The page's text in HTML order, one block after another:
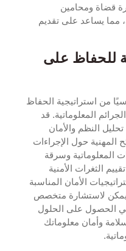
قضاة ومحامين
مما يساعد على تقديم
للحفاظ على
من استراتيجية الحفاظ
المعلوماتية. قد
النظم والأمان
المهنية حول الإجراءات
المعلوماتية وسرقة
الثغرات الأمنية
الأمان المناسبة
يمكن لاستشارة متخصص
الحصول على الحلول
وأمان معلوماتك